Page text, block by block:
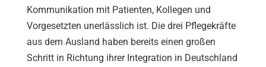
Kommunikation mit Patienten, Kollegen und
Vorgesetzten unerlässlich ist. Die drei Pflegekräfte
aus dem Ausland haben bereits einen großen
Schritt in Richtung ihrer Integration in Deutschland